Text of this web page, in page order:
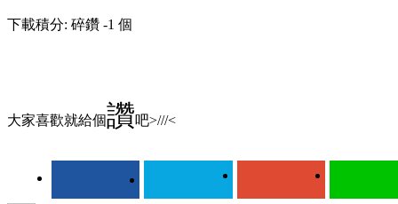
下載積分: 碎鑽 -1 個
大家喜歡就給個讚吧>///<